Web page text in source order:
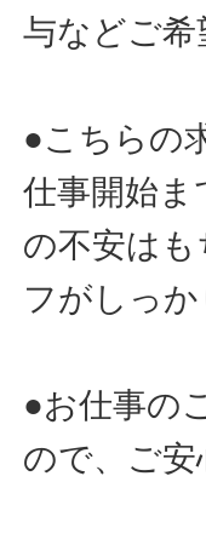
与などご
●こちらの
仕事開始ま
の不安は
フがしっ
●お仕事の
ので、ご安